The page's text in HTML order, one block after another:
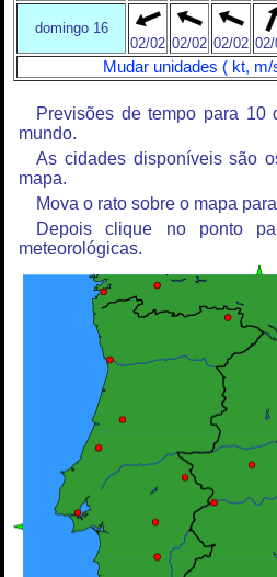
domingo 16
02/02 02/02 02/02
Mudar unidades ( kt,
Previsões de tempo para
mundo.
As cidades disponíveis são
mapa.
Mova o rato sobre o mapa
Depois clique no ponto
meteorológicas.